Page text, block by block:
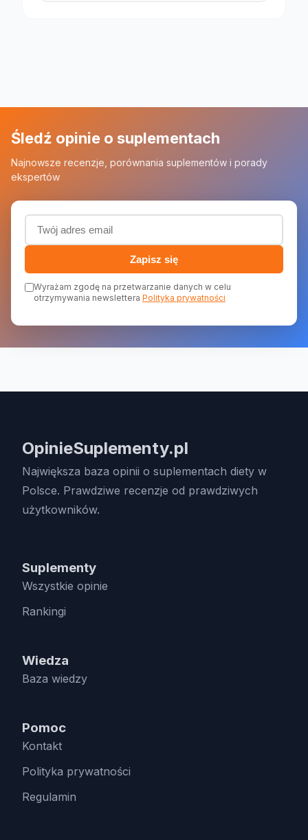
Śledź opinie o suplementach
Najnowsze recenzje, porównania suplementów i porady
ekspertów
Adres email (wymagany)
Zapisz się
Wyrażam zgodę na przetwarzanie danych w celu
otrzymywania newslettera Polityka prywatności
OpinieSuplementy.pl
Największa baza opinii o suplementach diety w
Polsce. Prawdziwe recenzje od prawdziwych
użytkowników.
Suplementy
Wszystkie opinie
Rankingi
Wiedza
Baza wiedzy
Pomoc
Kontakt
Polityka prywatności
Regulamin